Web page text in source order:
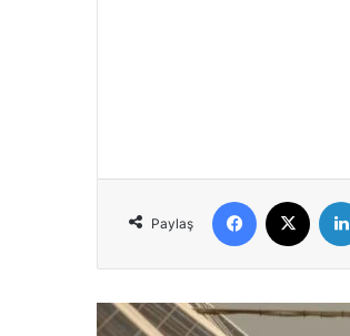
Paylaş
Facebook